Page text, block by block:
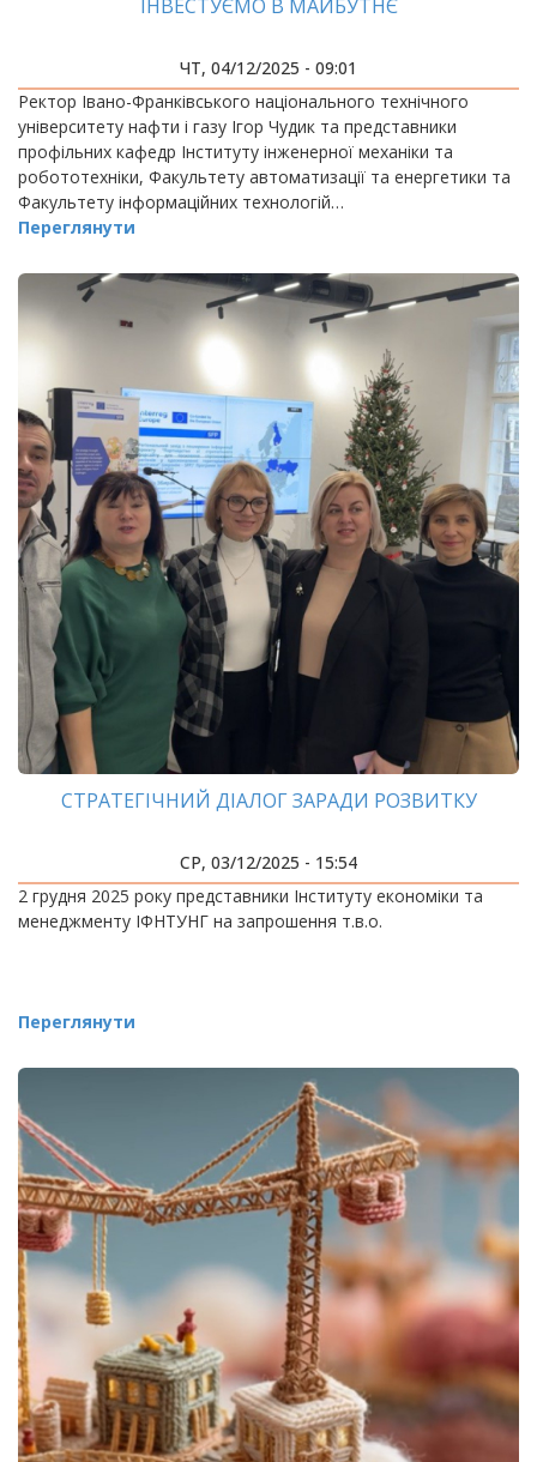
ІНВЕСТУЄМО В МАЙБУТНЄ
ЧТ, 04/12/2025 - 09:01
Ректор Івано-Франківського національного технічного
університету нафти і газу Ігор Чудик та представники
профільних кафедр Інституту інженерної механіки та
робототехніки, Факультету автоматизації та енергетики та
Факультету інформаційних технологій…
Переглянути
СТРАТЕГІЧНИЙ ДІАЛОГ ЗАРАДИ РОЗВИТКУ
СР, 03/12/2025 - 15:54
2 грудня 2025 року представники Інституту економіки та
менеджменту ІФНТУНГ на запрошення т.в.о.
Переглянути